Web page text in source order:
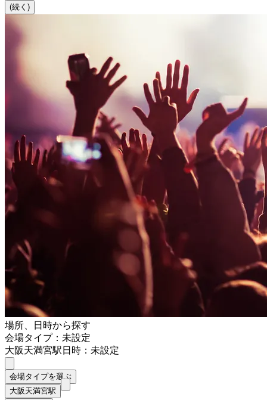
(続く)
場所、日時から探す
会場タイプ：未設定
大阪天満宮駅日時：未設定
会場タイプを選ぶ
大阪天満宮駅